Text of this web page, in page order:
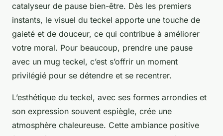
catalyseur de pause bien-être. Dès les premiers
instants, le visuel du teckel apporte une touche de
gaieté et de douceur, ce qui contribue à améliorer
votre moral. Pour beaucoup, prendre une pause
avec un mug teckel, c’est s’offrir un moment
privilégié pour se détendre et se recentrer.
L’esthétique du teckel, avec ses formes arrondies et
son expression souvent espiègle, crée une
atmosphère chaleureuse. Cette ambiance positive